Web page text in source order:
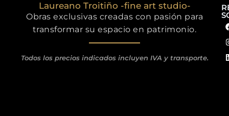
Laureano Troitiño -fine art studio-
Obras exclusivas creadas con pasión para
transformar su espacio en patrimonio.
Todos los precios indicados incluyen IVA y transporte.